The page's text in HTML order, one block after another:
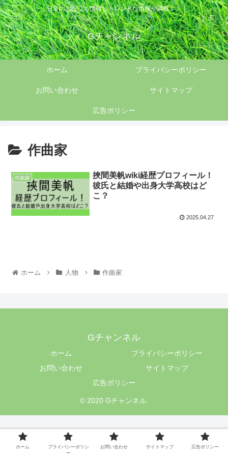
日常のお役立ち情報とトレンドな情報が満載！！
Gチャンネル
ホーム プライバシーポリシー
お問い合わせ サイトマップ
広告ポリシー
作曲家
作曲家
挾間美帆wiki経歴プロフィール！
彼氏と結婚や出身大学高校はど
こ？
2025.04.27
ホーム 人物 作曲家
Gチャンネル
ホーム
プライバシーポリシー
お問い合わせ
サイトマップ
広告ポリシー
© 2020 Gチャンネル.
ホーム
プライバシーポリシ
ー
お問い合わせ サイトマップ 広告ポリシー